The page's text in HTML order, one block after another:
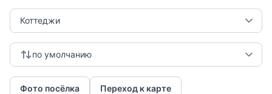
Коттеджи
по умолчанию
Фото посёлка Переход к карте